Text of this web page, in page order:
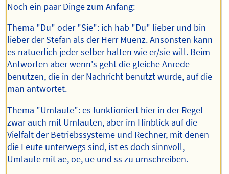
Noch ein paar Dinge zum Anfang:
Thema "Du" oder "Sie": ich hab "Du" lieber und bin
lieber der Stefan als der Herr Muenz. Ansonsten kann
es natuerlich jeder selber halten wie er/sie will. Beim
Antworten aber wenn's geht die gleiche Anrede
benutzen, die in der Nachricht benutzt wurde, auf die
man antwortet.
Thema "Umlaute": es funktioniert hier in der Regel
zwar auch mit Umlauten, aber im Hinblick auf die
Vielfalt der Betriebssysteme und Rechner, mit denen
die Leute unterwegs sind, ist es doch sinnvoll,
Umlaute mit ae, oe, ue und ss zu umschreiben.